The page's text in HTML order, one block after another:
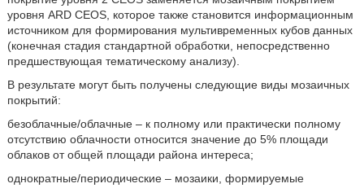
уровня ARD CEOS, которое также становится информационным
источником для формирования мультивременных кубов данных
(конечная стадия стандартной обработки, непосредственно
предшествующая тематическому анализу).
В результате могут быть получены следующие виды мозаичных
покрытий:
безоблачные/облачные – к полному или практически полному
отсутствию облачности относится значение до 5% площади
облаков от общей площади района интереса;
однократные/периодические – мозаики, формируемые